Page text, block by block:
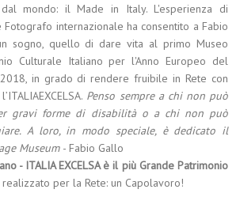
mondo: il Made in Italy. L'esperienza di
Fotografo internazionale ha consentito a Fabio
sogno, quello di dare vita al primo Museo
Culturale Italiano per l'Anno Europeo del
in grado di rendere fruibile in Rete con
Penso sempre a chi non può
gravi forme di disabilità o a chi non può
A loro, in modo speciale, è dedicato il
Museum - Fabio Gallo
- ITALIA EXCELSA è il più Grande Patrimonio
realizzato per la Rete: un Capolavoro!